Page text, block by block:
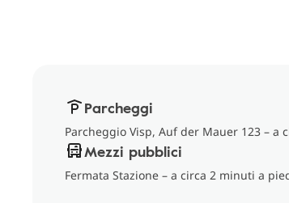
Parcheggi
Parcheggio Visp, Auf der Mauer 123 – a
Mezzi pubblici
Fermata Stazione – a circa 2 minuti a